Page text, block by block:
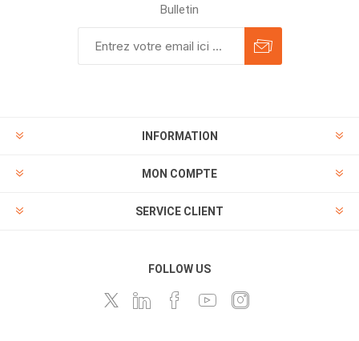
Bulletin
INFORMATION
MON COMPTE
SERVICE CLIENT
FOLLOW US